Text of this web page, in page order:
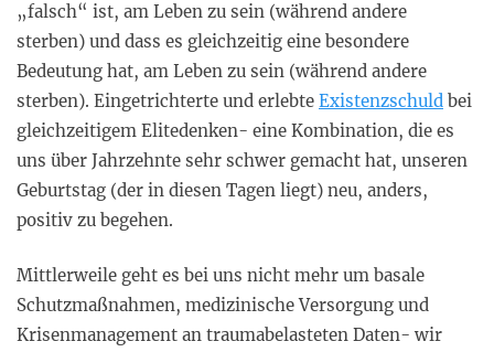
„falsch“ ist, am Leben zu sein (während andere
sterben) und dass es gleichzeitig eine besondere
Bedeutung hat, am Leben zu sein (während andere
sterben). Eingetrichterte und erlebte Existenzschuld bei
gleichzeitigem Elitedenken- eine Kombination, die es
uns über Jahrzehnte sehr schwer gemacht hat, unseren
Geburtstag (der in diesen Tagen liegt) neu, anders,
positiv zu begehen.
Mittlerweile geht es bei uns nicht mehr um basale
Schutzmaßnahmen, medizinische Versorgung und
Krisenmanagement an traumabelasteten Daten- wir